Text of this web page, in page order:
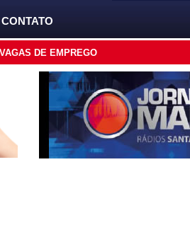
CONTATO
VAGAS DE EMPREGO